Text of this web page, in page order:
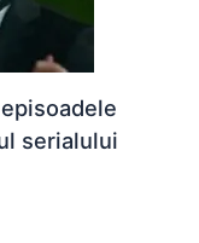
serialului